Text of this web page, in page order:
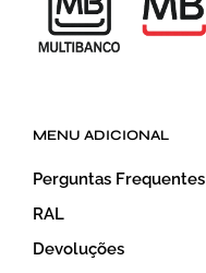
MENU ADICIONAL
Perguntas Frequentes
RAL
Devoluções